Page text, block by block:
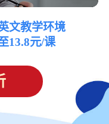
文教学环境
13.8元/课